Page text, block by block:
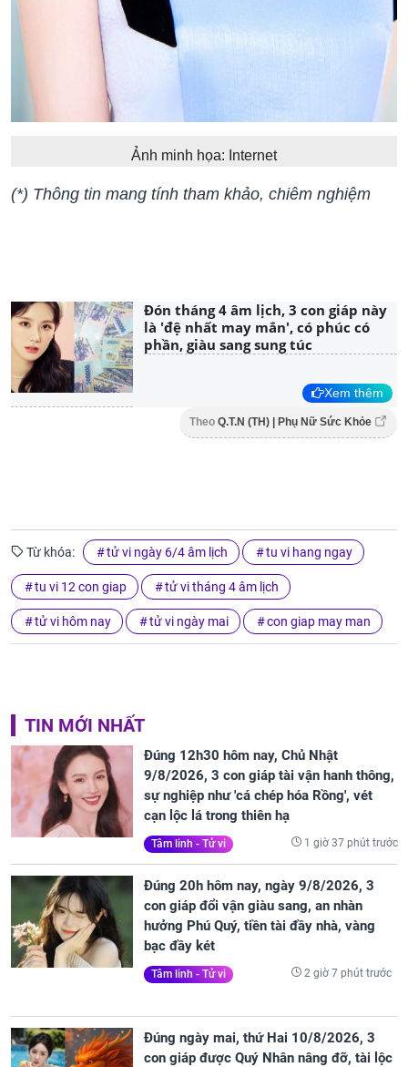
Ảnh minh họa: Internet
(*) Thông tin mang tính tham khảo, chiêm nghiệm
Đón tháng 4 âm lịch, 3 con giáp này
là 'đệ nhất may mắn', có phúc có
phần, giàu sang sung túc
Xem thêm
Theo Q.T.N (TH) | Phụ Nữ Sức Khỏe
Từ khóa: tử vi ngày 6/4 âm lịch tu vi hang ngay
tu vi 12 con giap tử vi tháng 4 âm lịch
tử vi hôm nay tử vi ngày mai con giap may man
TIN MỚI NHẤT
Đúng 12h30 hôm nay, Chủ Nhật
9/8/2026, 3 con giáp tài vận hanh thông,
sự nghiệp như 'cá chép hóa Rồng', vét
cạn lộc lá trong thiên hạ
Tâm linh - Tử vi 1 giờ 37 phút trước
Đúng 20h hôm nay, ngày 9/8/2026, 3
con giáp đổi vận giàu sang, an nhàn
hưởng Phú Quý, tiền tài đầy nhà, vàng
bạc đầy két
Tâm linh - Tử vi 2 giờ 7 phút trước
Đúng ngày mai, thứ Hai 10/8/2026, 3
con giáp được Quý Nhân nâng đỡ, tài lộc